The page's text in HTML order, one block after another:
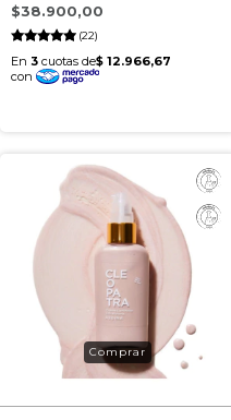
(22)
$38.900,00